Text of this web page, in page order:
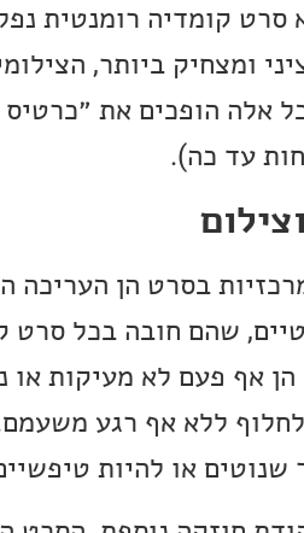
סרט קומדיה רומנטית
ומצחיק ביותר,
אלה הופכים את
עד כה).
בסרט הן העריכה
שהם חובה בכל סרט
אף פעם לא מעיקות או
לחלוף ללא אף רגע
שנוטים או להיות